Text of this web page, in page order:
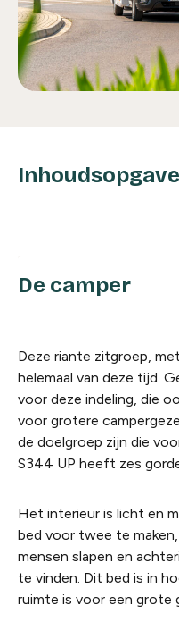
Inhoudsopgave
De camper
Deze riante zitgroep,
helemaal van deze tijd.
voor deze indeling, die
voor grotere
de doelgroep zijn die
S344 UP heeft zes
Het interieur is licht en
bed voor twee te
mensen slapen en
te vinden. Dit bed is in
ruimte is voor een grote